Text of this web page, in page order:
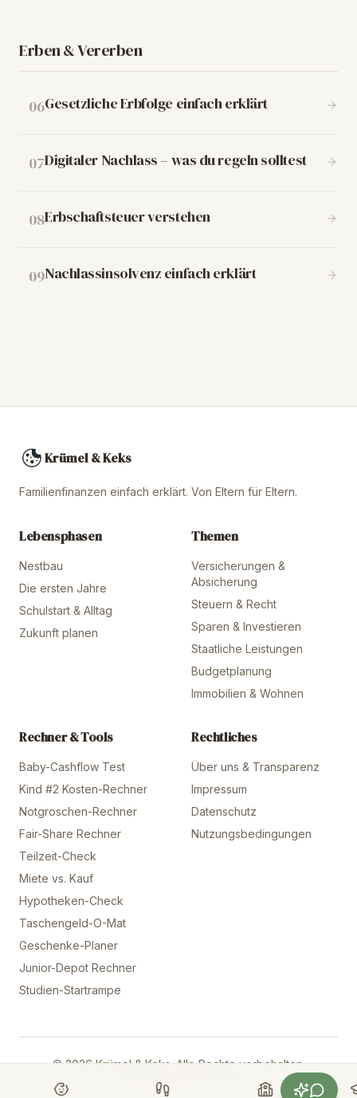
Erben & Vererben
06Gesetzliche Erbfolge einfach erklärt
07Digitaler Nachlass – was du regeln solltest
08Erbschaftsteuer verstehen
09Nachlassinsolvenz einfach erklärt
Krümel & Keks
Familienfinanzen einfach erklärt. Von Eltern für Eltern.
Lebensphasen
Nestbau
Die ersten Jahre
Schulstart & Alltag
Zukunft planen
Themen
Versicherungen &
Absicherung
Steuern & Recht
Sparen & Investieren
Staatliche Leistungen
Budgetplanung
Immobilien & Wohnen
Rechner & Tools
Baby-Cashflow Test
Kind #2 Kosten-Rechner
Notgroschen-Rechner
Fair-Share Rechner
Teilzeit-Check
Miete vs. Kauf
Hypotheken-Check
Taschengeld-O-Mat
Geschenke-Planer
Junior-Depot Rechner
Studien-Startrampe
Rechtliches
Über uns & Transparenz
Impressum
Datenschutz
Nutzungsbedingungen
© 2026 Krümel & Keks. Alle Rechte vorbehalten.
Gemacht mit